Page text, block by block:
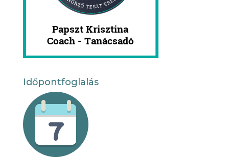
Időpontfoglalás